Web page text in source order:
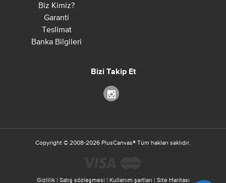
Biz Kimiz?
Garanti
Teslimat
Banka Bilgileri
Bizi Takip Et
Copyright © 2008-2026 PlusCanvas® Tüm hakları saklıdır.
Gizlilik| Satış sözleşmesi | Kullanım şartları | Site Haritası